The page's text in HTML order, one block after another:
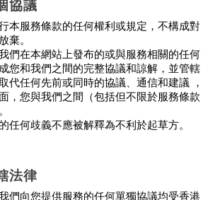
協議
本服務條款的任何權利或規定，不構成對
棄。
們在本網站上發布的或與服務相關的任何
您和我們之間的完整協議和諒解，並管轄
代任何先前或同時的協議、通信和建議 ，
，您與我們之間（包括但不限於服務條款
任何歧義不應被解釋為不利於起草方。
法律
們向您提供服務的任何單獨協議均受香港